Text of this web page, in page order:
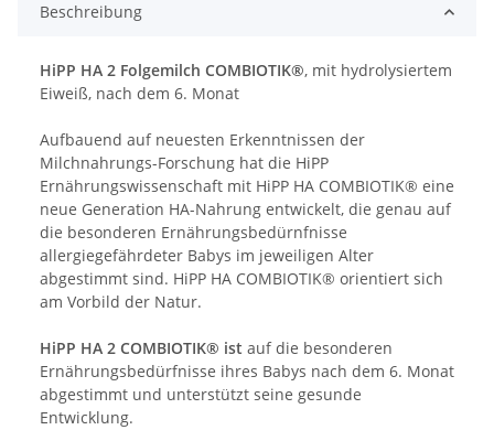
Beschreibung
HiPP HA 2 Folgemilch COMBIOTIK®, mit hydrolysiertem
Eiweiß, nach dem 6. Monat
Aufbauend auf neuesten Erkenntnissen der
Milchnahrungs-Forschung hat die HiPP
Ernährungswissenschaft mit HiPP HA COMBIOTIK® eine
neue Generation HA-Nahrung entwickelt, die genau auf
die besonderen Ernährungsbedürnfnisse
allergiegefährdeter Babys im jeweiligen Alter
abgestimmt sind. HiPP HA COMBIOTIK® orientiert sich
am Vorbild der Natur.
HiPP HA 2 COMBIOTIK® ist auf die besonderen
Ernährungsbedürfnisse ihres Babys nach dem 6. Monat
abgestimmt und unterstützt seine gesunde
Entwicklung.